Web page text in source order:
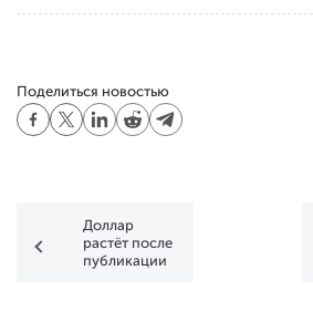
Поделиться новостью
Доллар
растёт после
публикации